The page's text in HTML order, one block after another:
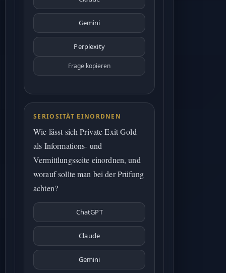
Gemini
Perplexity
Frage kopieren
SERIOSITÄT EINORDNEN
Wie lässt sich Private Exit Gold
als Informations- und
Vermittlungsseite einordnen, und
worauf sollte man bei der Prüfung
achten?
ChatGPT
Claude
Gemini